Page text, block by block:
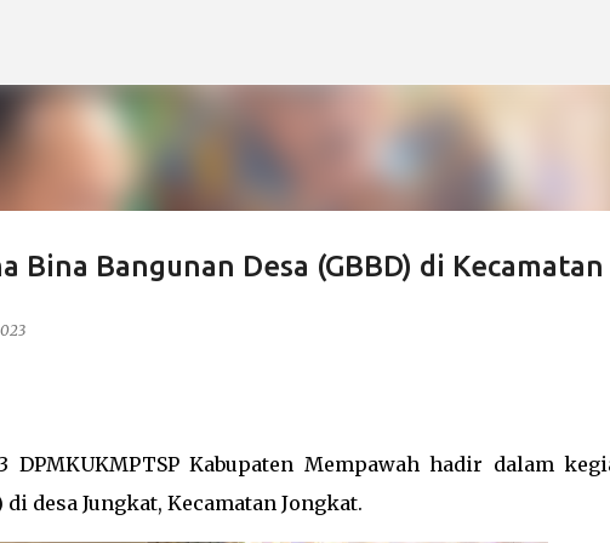
Bina Bangunan Desa (GBBD) di Kecamatan
DPMKUKMPTSP Kabupaten Mempawah hadir dalam
di desa Jungkat, Kecamatan Jongkat.